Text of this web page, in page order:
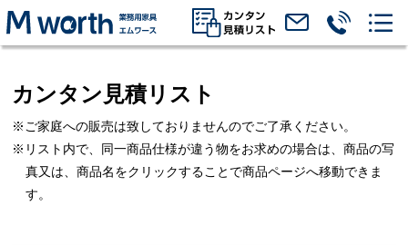
カンタン見積リスト
※ご家庭への販売は致しておりませんのでご了承ください。
※リスト内で、同一商品仕様が違う物をお求めの場合は、商品の写
真又は、商品名をクリックすることで商品ページへ移動できま
す。